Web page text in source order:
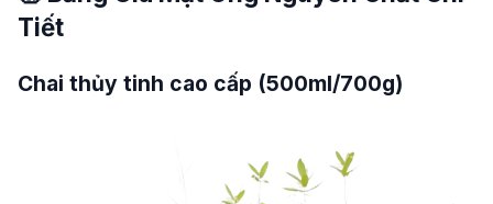
Tiết
Chai thủy tinh cao cấp (500ml/700g)